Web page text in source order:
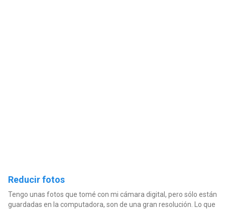
Reducir fotos
Tengo unas fotos que tomé con mi cámara digital, pero sólo están
guardadas en la computadora, son de una gran resolución. Lo que